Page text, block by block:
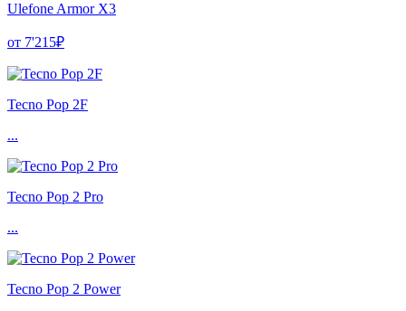
Ulefone Armor X3
от 7'215₽
Tecno Pop 2F
...
Tecno Pop 2 Pro
...
Tecno Pop 2 Power